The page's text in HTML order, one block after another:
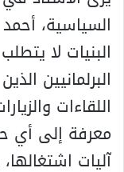
السياسية،
البنيات لا
البرلمانيين
اللقاءات
معرفة إلى أي
آليات